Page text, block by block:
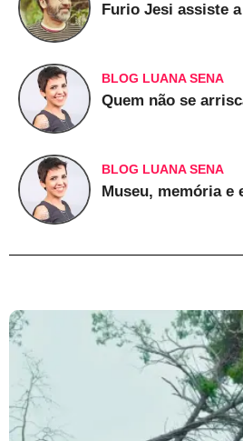
Furio Jesi assiste
BLOG LUANA SENA
Quem não se
BLOG LUANA SENA
Museu, memória e